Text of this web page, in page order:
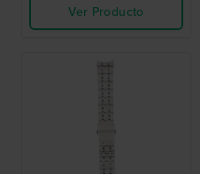
Ver Producto